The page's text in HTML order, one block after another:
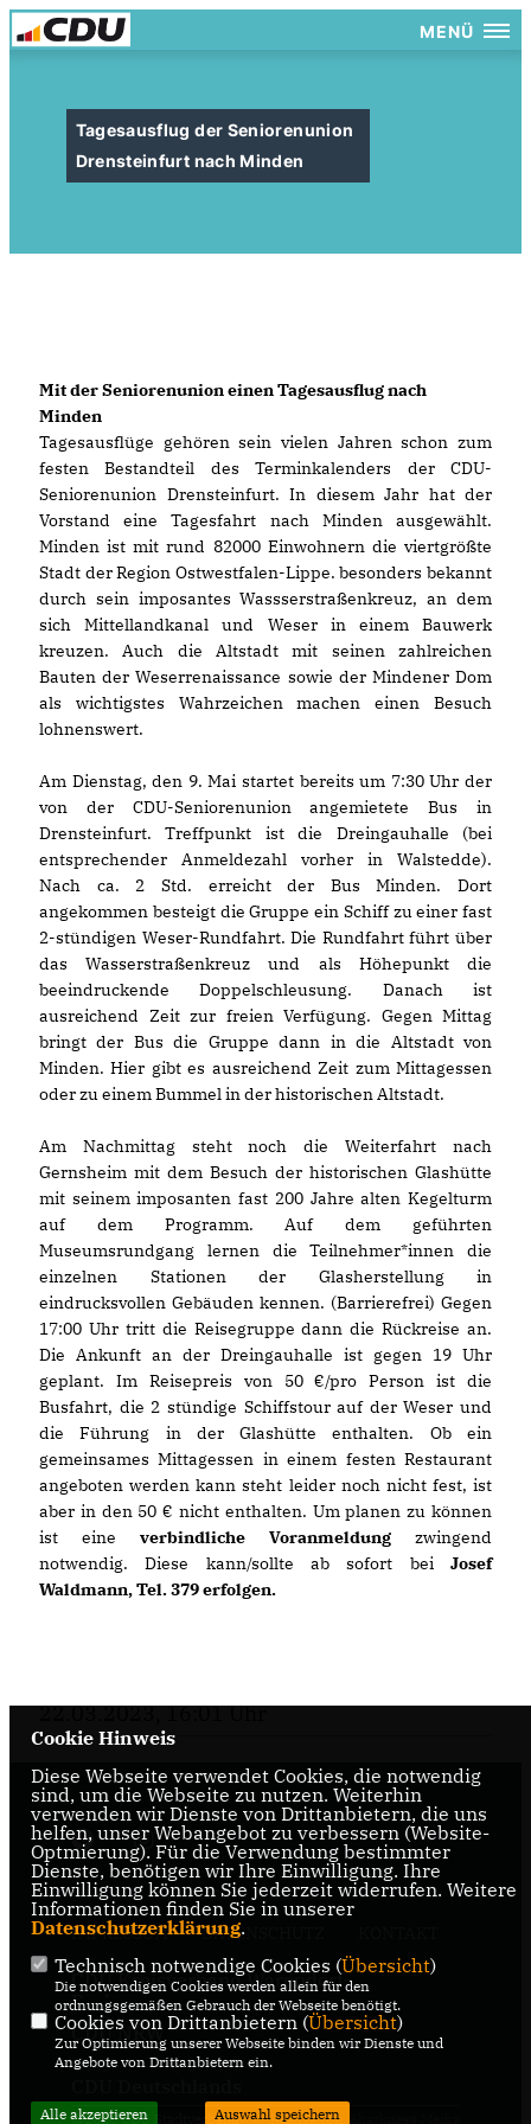
MENÜ
Tagesausflug der Seniorenunion
Drensteinfurt nach Minden
Mit der Seniorenunion einen Tagesausflug nach
Minden
Tagesausflüge gehören sein vielen Jahren schon zum
festen Bestandteil des Terminkalenders der CDU-
Seniorenunion Drensteinfurt. In diesem Jahr hat der
Vorstand eine Tagesfahrt nach Minden ausgewählt.
Minden ist mit rund 82000 Einwohnern die viertgrößte
Stadt der Region Ostwestfalen-Lippe. besonders bekannt
durch sein imposantes Wassserstraßenkreuz, an dem
sich Mittellandkanal und Weser in einem Bauwerk
kreuzen. Auch die Altstadt mit seinen zahlreichen
Bauten der Weserrenaissance sowie der Mindener Dom
als wichtigstes Wahrzeichen machen einen Besuch
lohnenswert.
Am Dienstag, den 9. Mai startet bereits um 7:30 Uhr der
von der CDU-Seniorenunion angemietete Bus in
Drensteinfurt. Treffpunkt ist die Dreingauhalle (bei
entsprechender Anmeldezahl vorher in Walstedde).
Nach ca. 2 Std. erreicht der Bus Minden. Dort
angekommen besteigt die Gruppe ein Schiff zu einer fast
2-stündigen Weser-Rundfahrt. Die Rundfahrt führt über
das Wasserstraßenkreuz und als Höhepunkt die
beeindruckende Doppelschleusung. Danach ist
ausreichend Zeit zur freien Verfügung. Gegen Mittag
bringt der Bus die Gruppe dann in die Altstadt von
Minden. Hier gibt es ausreichend Zeit zum Mittagessen
oder zu einem Bummel in der historischen Altstadt.
Am Nachmittag steht noch die Weiterfahrt nach
Gernsheim mit dem Besuch der historischen Glashütte
mit seinem imposanten fast 200 Jahre alten Kegelturm
auf dem Programm. Auf dem geführten
Museumsrundgang lernen die Teilnehmer*innen die
einzelnen Stationen der Glasherstellung in
eindrucksvollen Gebäuden kennen. (Barrierefrei) Gegen
17:00 Uhr tritt die Reisegruppe dann die Rückreise an.
Die Ankunft an der Dreingauhalle ist gegen 19 Uhr
geplant. Im Reisepreis von 50 €/pro Person ist die
Busfahrt, die 2 stündige Schiffstour auf der Weser und
die Führung in der Glashütte enthalten. Ob ein
gemeinsames Mittagessen in einem festen Restaurant
angeboten werden kann steht leider noch nicht fest, ist
aber in den 50 € nicht enthalten. Um planen zu können
ist eine verbindliche Voranmeldung zwingend
notwendig. Diese kann/sollte ab sofort bei Josef
Waldmann, Tel. 379 erfolgen.
22.03.2023, 16:01 Uhr
IMPRESSUM DATENSCHUTZ
CDU Kreisverband Warendorf-
Beckum
CDU NRW
@2026 CDU Stadtverband Realisation: Sharkness Media
Cookie Hinweis
Diese Webseite verwendet Cookies, die notwendig
sind, um die Webseite zu nutzen. Weiterhin
verwenden wir Dienste von Drittanbietern, die uns
helfen, unser Webangebot zu verbessern (Website-
Optmierung). Für die Verwendung bestimmter
Dienste, benötigen wir Ihre Einwilligung. Ihre
Einwilligung können Sie jederzeit widerrufen. Weitere
Informationen finden Sie in unserer
Datenschutzerklärung.
Technisch notwendige Cookies (Übersicht)
Die notwendigen Cookies werden allein für den
ordnungsgemäßen Gebrauch der Webseite benötigt.
Cookies von Drittanbietern (Übersicht)
Zur Optimierung unserer Webseite binden wir Dienste und
Angebote von Drittanbietern ein.
Alle akzeptieren Auswahl speichern